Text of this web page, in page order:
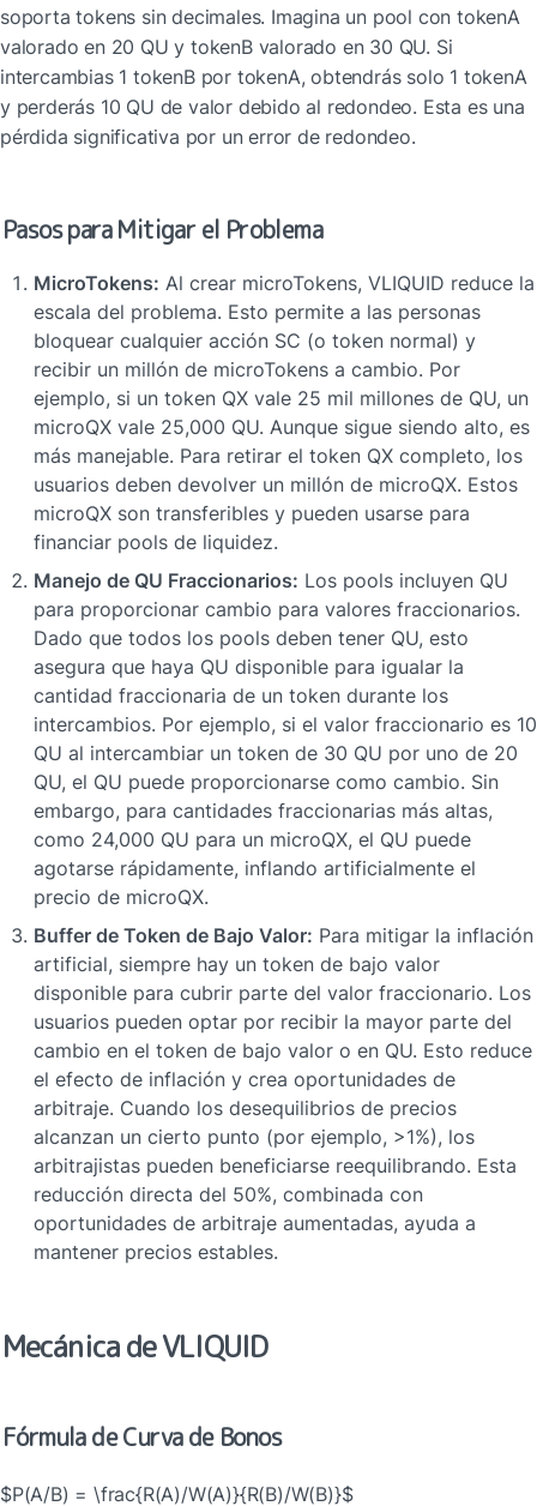
soporta tokens sin decimales. Imagina un pool con tokenA
valorado en 20 QU y tokenB valorado en 30 QU. Si
intercambias 1 tokenB por tokenA, obtendrás solo 1 tokenA
y perderás 10 QU de valor debido al redondeo. Esta es una
pérdida significativa por un error de redondeo.
Pasos para Mitigar el Problema
MicroTokens: Al crear microTokens, VLIQUID reduce la
escala del problema. Esto permite a las personas
bloquear cualquier acción SC (o token normal) y
recibir un millón de microTokens a cambio. Por
ejemplo, si un token QX vale 25 mil millones de QU, un
microQX vale 25,000 QU. Aunque sigue siendo alto, es
más manejable. Para retirar el token QX completo, los
usuarios deben devolver un millón de microQX. Estos
microQX son transferibles y pueden usarse para
financiar pools de liquidez.
Manejo de QU Fraccionarios: Los pools incluyen QU
para proporcionar cambio para valores fraccionarios.
Dado que todos los pools deben tener QU, esto
asegura que haya QU disponible para igualar la
cantidad fraccionaria de un token durante los
intercambios. Por ejemplo, si el valor fraccionario es 10
QU al intercambiar un token de 30 QU por uno de 20
QU, el QU puede proporcionarse como cambio. Sin
embargo, para cantidades fraccionarias más altas,
como 24,000 QU para un microQX, el QU puede
agotarse rápidamente, inflando artificialmente el
precio de microQX.
Buffer de Token de Bajo Valor: Para mitigar la inflación
artificial, siempre hay un token de bajo valor
disponible para cubrir parte del valor fraccionario. Los
usuarios pueden optar por recibir la mayor parte del
cambio en el token de bajo valor o en QU. Esto reduce
el efecto de inflación y crea oportunidades de
arbitraje. Cuando los desequilibrios de precios
alcanzan un cierto punto (por ejemplo, >1%), los
arbitrajistas pueden beneficiarse reequilibrando. Esta
reducción directa del 50%, combinada con
oportunidades de arbitraje aumentadas, ayuda a
mantener precios estables.
Mecánica de VLIQUID
Fórmula de Curva de Bonos
$P(A/B) = \frac{R(A)/W(A)}{R(B)/W(B)}$